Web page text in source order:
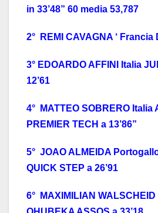
in 33’48” 60 media 53,787
2° REMI CAVAGNA ‘ Francia
3° EDOARDO AFFINI Italia
12’61
4° MATTEO SOBRERO Italia
PREMIER TECH a 13’86”
5° JOAO ALMEIDA
QUICK STEP a 26’91
6° MAXIMILIAN